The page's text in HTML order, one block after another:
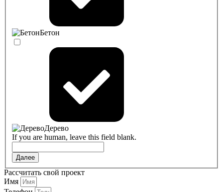
Бетон
Дерево
If you are human, leave this field blank.
Далее
Рассчитать свой проект
Имя